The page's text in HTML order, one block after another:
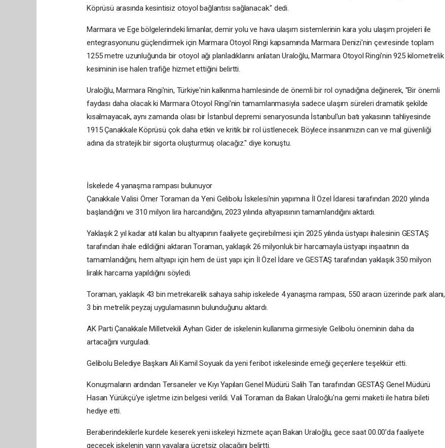
Köprüsü arasında kesintisiz otoyol bağlantısı sağlanacak." dedi.
Marmara ve Ege bölgelerindeki limanlar, demir yolu ve hava ulaşım sistemlerinin kara yolu ulaşım projeleri ile
entegrasyonunu güçlendirmek için Marmara Otoyol Ringi kapsamında Marmara Denizi'nin çevresinde toplam
1255 metre uzunluğunda bir otoyol ağı planladıklarını anlatan Uraloğlu, Marmara Otoyol Ringi'nin 925 kilometrelik
kesiminin ise halen trafiğe hizmet ettiğini belirtti.
Uraloğlu, Marmara Ringi'nin, Türkiye'nin kalkınma hamlesinde de önemli bir rol oynadığına değinerek, "Bir önemli
faydası daha olacak ki Marmara Otoyol Ringi'nin tamamlanmasıyla sadece ulaşım süreleri dramatik şekilde
kısalmayacak, aynı zamanda olası bir İstanbul depremi senaryosunda İstanbul'un batı yakasının tahliyesinde
1915 Çanakkale Köprüsü çok daha etkin ve kritik bir rol üstlenecek. Böylece insanımızın can ve mal güvenliği
adına da stratejik bir sigorta oluşturmuş olacağız." diye konuştu.
İskelede 4 yanaşma rampası bulunuyor
Çanakkale Valisi Ömer Toraman da Yeni Gelibolu İskelesi'nin yapımına İl Özel İdaresi tarafından 2020 yılında
başlandığını ve 310 milyon lira harcandığını, 2023 yılında altyapısının tamamlandığını aktardı.
Yaklaşık 2 yıl kadar atıl kalan bu altyapının faaliyete geçirebilmesi için 2025 yılında üstyapı ihalesinin GESTAŞ
tarafından ihale edildiğini aktaran Toraman, yaklaşık 26 milyonluk bir harcamayla üstyapı inşaatının da
tamamlandığını, hem altyapı için hem de üst yapı için İl Özel İdare ve GESTAŞ tarafından yaklaşık 350 milyon
liralık harcama yapıldığını söyledi.
Toraman, yaklaşık 43 bin metrekarelik sahaya sahip iskelede 4 yanaşma rampası, 550 aracın üzerinde park alanı,
3 bin metrelik peyzaj uygulamasının bulunduğunu aktardı.
AK Parti Çanakkale Milletvekili Ayhan Gider de iskelenin kullanıma girmesiyle Gelibolu öneminin daha da
artacağını vurguladı.
Gelibolu Belediye Başkanı Ali Kamil Soyuak da yeni feribot iskelesinde emeği geçenlere teşekkür etti.
Konuşmaların ardından Tersaneler ve Kıyı Yapıları Genel Müdürü Salih Tan tarafından GESTAŞ Genel Müdürü
Hasan Yürükçü'ye işletme izin belgesi verildi. Vali Toraman da Bakan Uraloğlu'na gemi maketi ile hatıra bileti
hediye etti.
Beraberindekilerle kurdele keserek yeni iskeleyi hizmete açan Bakan Uraloğlu, gece saat 00.00’da faaliyete
geçecek iskelenin yarın yayalara ücretsiz olacağını belirtti.